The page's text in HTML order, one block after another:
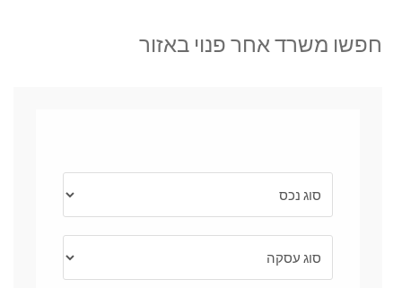
חפשו משרד אחר פנוי באזור